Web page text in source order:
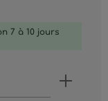
7 à 10 jours